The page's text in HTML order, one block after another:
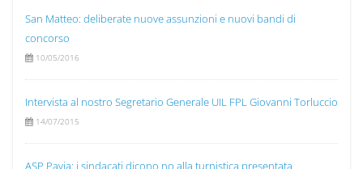
San Matteo: deliberate nuove assunzioni e nuovi bandi di
concorso
10/05/2016
Intervista al nostro Segretario Generale UIL FPL Giovanni Torluccio
14/07/2015
ASP Pavia: i sindacati dicono no alla turnistica presentata